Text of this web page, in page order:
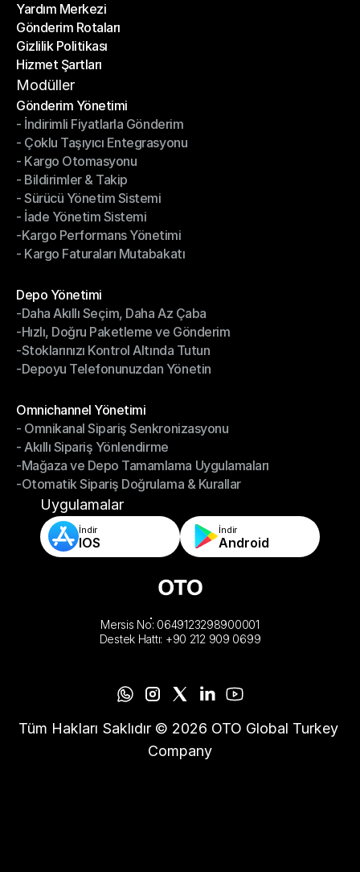
OTO Haberleri
Yardım Merkezi
Yardım Merkezi
Gönderim Rotaları
Gönderim Rotaları
Gizlilik Politikası
Gizlilik Politikası
Hizmet Şartları
Hizmet Şartları
Modüller
Gönderim Yönetimi
Gönderim Yönetimi
- İndirimli Fiyatlarla Gönderim
- İndirimli Fiyatlarla Gönderim
- Çoklu Taşıyıcı Entegrasyonu
- Çoklu Taşıyıcı Entegrasyonu
- Kargo Otomasyonu
- Kargo Otomasyonu
- Bildirimler & Takip
- Bildirimler & Takip
- Sürücü Yönetim Sistemi
- Sürücü Yönetim Sistemi
- İade Yönetim Sistemi
- İade Yönetim Sistemi
-Kargo Performans Yönetimi
-Kargo Performans Yönetimi
- Kargo Faturaları Mutabakatı
Depo Yönetimi
Depo Yönetimi
-Daha Akıllı Seçim, Daha Az Çaba
-Daha Akıllı Seçim, Daha Az Çaba
-Hızlı, Doğru Paketleme ve Gönderim
-Hızlı, Doğru Paketleme ve Gönderim
-Stoklarınızı Kontrol Altında Tutun
-Stoklarınızı Kontrol Altında Tutun
-Depoyu Telefonunuzdan Yönetin
Omnichannel Yönetimi
Omnichannel Yönetimi
- Omnikanal Sipariş Senkronizasyonu
- Omnikanal Sipariş Senkronizasyonu
- Akıllı Sipariş Yönlendirme
- Akıllı Sipariş Yönlendirme
-Mağaza ve Depo Tamamlama Uygulamaları
-Mağaza ve Depo Tamamlama Uygulamaları
-Otomatik Sipariş Doğrulama & Kurallar
-Otomatik Sipariş Doğrulama & Kurallar
Uygulamalar
İndir
IOS
İndir
Android
Mersis No: 0649123298900001
Destek Hattı: +90 212 909 0699
Tüm Hakları Saklıdır © 2026 OTO Global Turkey
Company